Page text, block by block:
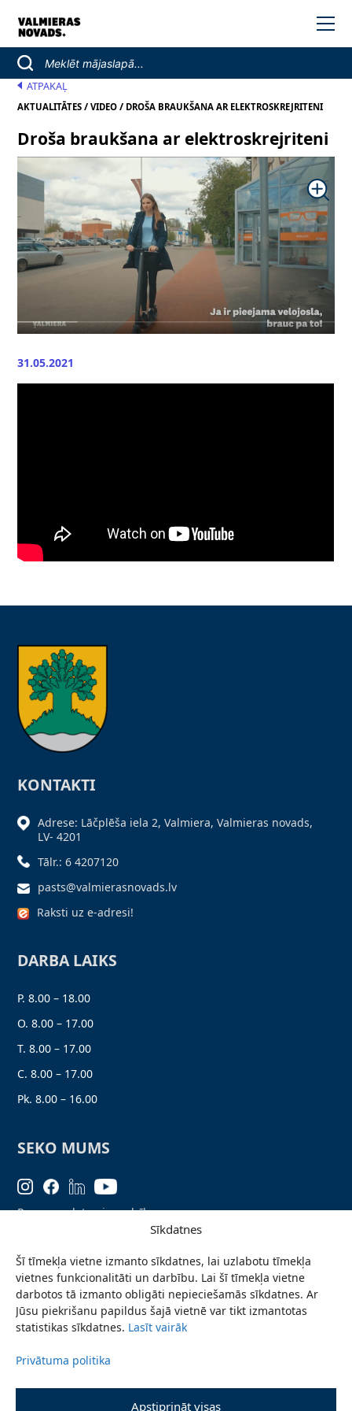
Sīkdatnes
Šī tīmekļa vietne izmanto sīkdatnes, lai uzlabotu tīmekļa
vietnes funkcionalitāti un darbību. Lai šī tīmekļa vietne
darbotos tā izmanto obligāti nepieciešamās sīkdatnes. Ar
Jūsu piekrišanu papildus šajā vietnē var tikt izmantotas
statistikas sīkdatnes. Lasīt vairāk
Privātuma politika
Apstiprināt visas
ATPAKAĻ
AKTUALITĀTES /VIDEO / DROŠA BRAUKŠANA AR ELEKTROSKREJRITENI
Droša braukšana ar elektroskrejriteni
31.05.2021
KONTAKTI
Adrese: Lāčplēša iela 2, Valmiera, Valmieras novads,
LV- 4201
Tālr.: 6 4207120
pasts@valmierasnovads.lv
Raksti uz e-adresi!
DARBA LAIKS
P. 8.00 – 18.00
O. 8.00 – 17.00
T. 8.00 – 17.00
C. 8.00 – 17.00
Pk. 8.00 – 16.00
SEKO MUMS
Personas datu aizsardzība
Ziņo par problēmu
Pieteikties jaunumiem
Piekļūstamības paziņojums
© 2026 Valmieras novada pašvaldība